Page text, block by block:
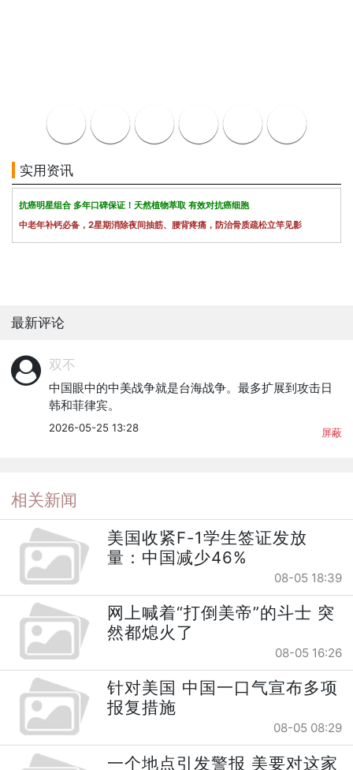
实用资讯
抗癌明星组合 多年口碑保证！天然植物萃取 有效对抗癌细胞
中老年补钙必备，2星期消除夜间抽筋、腰背疼痛，防治骨质疏松立竿见影
最新评论
双不
中国眼中的中美战争就是台海战争。最多扩展到攻击日
韩和菲律宾。
2026-05-25 13:28 屏蔽
相关新闻
美国收紧F-1学生签证发放
量：中国减少46%
08-05 18:39
网上喊着“打倒美帝”的斗士 突
然都熄火了
08-05 16:26
针对美国 中国一口气宣布多项
报复措施
08-05 08:29
一个地点引发警报 美要对这家